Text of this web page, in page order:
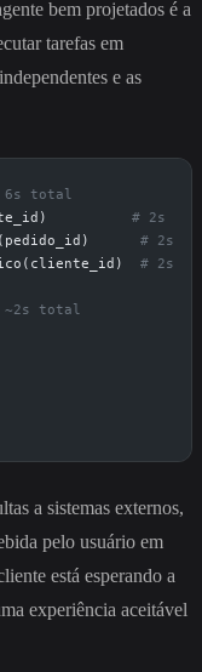
bem projetados é a
tarefas em
e as
6s total
# 2s
# 2s
# 2s
total
a sistemas externos,
pelo usuário em
está esperando a
experiência aceitável